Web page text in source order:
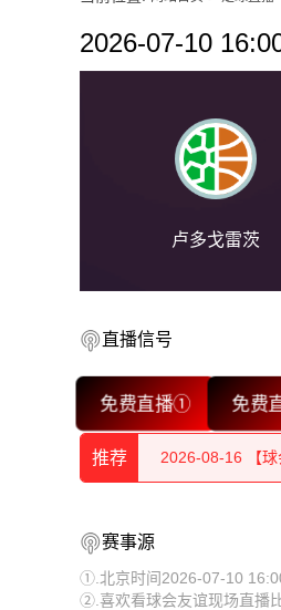
2026-07-10
卢多戈雷茨
直播信号
免费直播① 免费
推荐
2026-08-16 【球
2026-08-16 【
2026-08-16 【球
2026-08-16 【球
赛事源
①.北京时间2026-07-10
②.喜欢看球会友谊现场直播